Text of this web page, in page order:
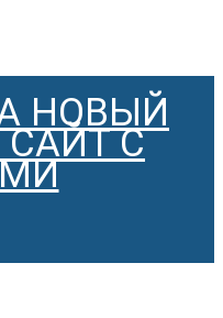
НОВЫЙ
С